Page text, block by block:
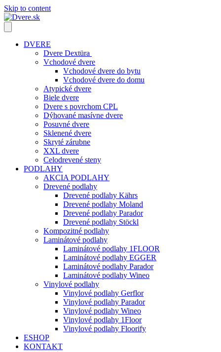
Skip to content
DVERE
Dvere Dextüra
Vchodové dvere
Vchodové dvere do bytu
Vchodové dvere do domu
Atypické dvere
Biele dvere
Dvere s povrchom CPL
Dýhované masívne dvere
Posuvné dvere
Sklenené dvere
Skryté zárubne
XXL dvere
Celodrevené steny
PODLAHY
AKCIA PODLAHY
Drevené podlahy
Drevené podlahy Kährs
Drevené podlahy Moland
Drevené podlahy Parador
Drevené podlahy Stöckl
Kompozitné podlahy
Laminátové podlahy
Laminátové podlahy 1FLOOR
Laminátové podlahy EGGER
Laminátové podlahy Parador
Laminátové podlahy Wineo
Vinylové podlahy
Vinylové podlahy Gerflor
Vinylové podlahy Parador
Vinylové podlahy Wineo
Vinylové podlahy 1Floor
Vinylové podlahy Floorify
ESHOP
KONTAKT